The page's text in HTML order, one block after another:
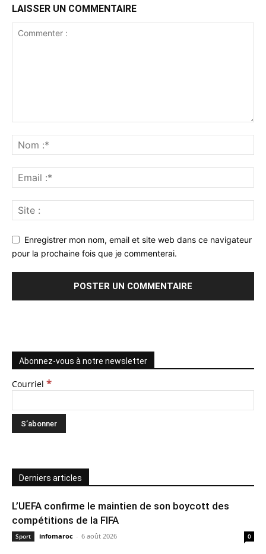
LAISSER UN COMMENTAIRE
Enregistrer mon nom, email et site web dans ce navigateur
pour la prochaine fois que je commenterai.
Abonnez-vous à notre newsletter
Courriel *
Derniers articles
L’UEFA confirme le maintien de son boycott des
compétitions de la FIFA
Sport infomaroc - 6 août 2026 0